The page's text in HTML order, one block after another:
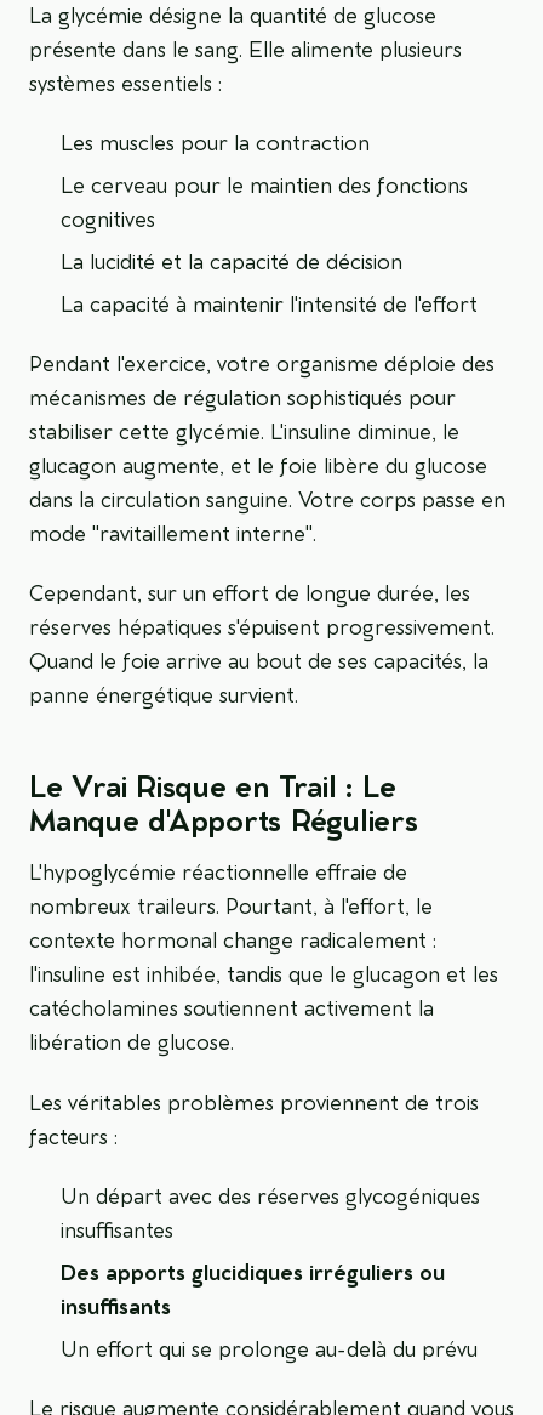
La glycémie désigne la quantité de glucose
présente dans le sang. Elle alimente plusieurs
systèmes essentiels :
Les muscles pour la contraction
Le cerveau pour le maintien des fonctions
cognitives
La lucidité et la capacité de décision
La capacité à maintenir l'intensité de l'effort
Pendant l'exercice, votre organisme déploie des
mécanismes de régulation sophistiqués pour
stabiliser cette glycémie. L'insuline diminue, le
glucagon augmente, et le foie libère du glucose
dans la circulation sanguine. Votre corps passe en
mode "ravitaillement interne".
Cependant, sur un effort de longue durée, les
réserves hépatiques s'épuisent progressivement.
Quand le foie arrive au bout de ses capacités, la
panne énergétique survient.
Le Vrai Risque en Trail : Le
Manque d'Apports Réguliers
L'hypoglycémie réactionnelle effraie de
nombreux traileurs. Pourtant, à l'effort, le
contexte hormonal change radicalement :
l'insuline est inhibée, tandis que le glucagon et les
catécholamines soutiennent activement la
libération de glucose.
Les véritables problèmes proviennent de trois
facteurs :
Un départ avec des réserves glycogéniques
insuffisantes
Des apports glucidiques irréguliers ou
insuffisants
Un effort qui se prolonge au-delà du prévu
Le risque augmente considérablement quand vous